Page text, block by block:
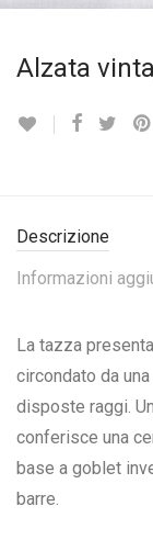
Alzata
Descrizione
Informazioni
La tazza
circondato da
disposte raggi.
conferisce una
base a goblet
barre.